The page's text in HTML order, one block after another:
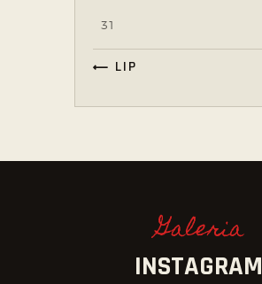
31
« LIP
Galeria
INSTAGRAM